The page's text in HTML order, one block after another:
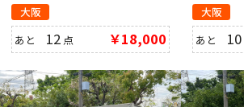
大阪
あと 12 点 ￥18,000
大阪
あと 10